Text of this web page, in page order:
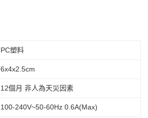
PC塑料
6x4x2.5cm
12個月 非人為天災因素
100-240V~50-60Hz 0.6A(Max)